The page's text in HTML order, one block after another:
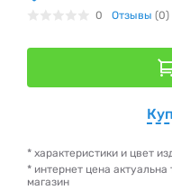
0 Отзывы (0)
* характеристики и цвет
* интернет цена актуальна
магазин